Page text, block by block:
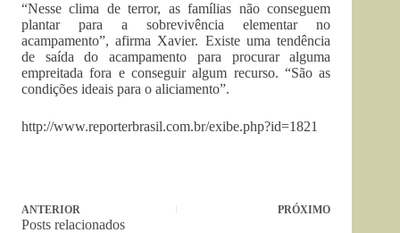
“Nesse clima de terror, as famílias não conseguem
plantar para a sobrevivência elementar no
acampamento”, afirma Xavier. Existe uma tendência
de saída do acampamento para procurar alguma
empreitada fora e conseguir algum recurso. “São as
condições ideais para o aliciamento”.
http://www.reporterbrasil.com.br/exibe.php?id=1821
ANTERIOR PRÓXIMO
Posts relacionados